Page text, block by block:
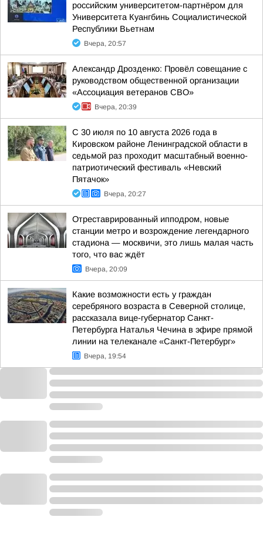
российским университетом-партнёром для
Университета Куангбинь Социалистической
Республики Вьетнам
Вчера, 20:57
Александр Дрозденко: Провёл совещание с
руководством общественной организации
«Ассоциация ветеранов СВО»
Вчера, 20:39
С 30 июля по 10 августа 2026 года в
Кировском районе Ленинградской области в
седьмой раз проходит масштабный военно-
патриотический фестиваль «Невский
Пятачок»
Вчера, 20:27
Отреставрированный ипподром, новые
станции метро и возрождение легендарного
стадиона — москвичи, это лишь малая часть
того, что вас ждёт
Вчера, 20:09
Какие возможности есть у граждан
серебряного возраста в Северной столице,
рассказала вице-губернатор Санкт-
Петербурга Наталья Чечина в эфире прямой
линии на телеканале «Санкт-Петербург»
Вчера, 19:54